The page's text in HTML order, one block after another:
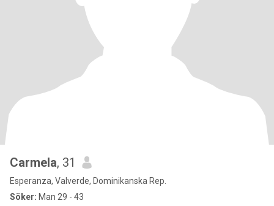
Carmela, 31
Esperanza, Valverde, Dominikanska Rep.
Söker: Man 29 - 43